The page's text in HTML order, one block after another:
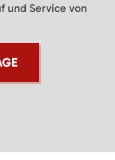
und Service von